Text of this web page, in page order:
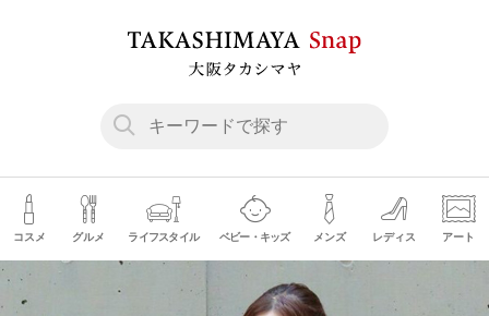
コスメ グルメ ライフスタイル ベビー・キッズ メンズ レディス アート